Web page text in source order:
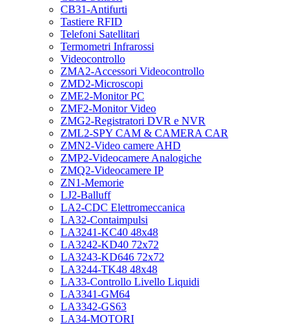
CB31-Antifurti
Tastiere RFID
Telefoni Satellitari
Termometri Infrarossi
Videocontrollo
ZMA2-Accessori Videocontrollo
ZMD2-Microscopi
ZME2-Monitor PC
ZMF2-Monitor Video
ZMG2-Registratori DVR e NVR
ZML2-SPY CAM & CAMERA CAR
ZMN2-Video camere AHD
ZMP2-Videocamere Analogiche
ZMQ2-Videocamere IP
ZN1-Memorie
LJ2-Balluff
LA2-CDC Elettromeccanica
LA32-Contaimpulsi
LA3241-KC40 48x48
LA3242-KD40 72x72
LA3243-KD646 72x72
LA3244-TK48 48x48
LA33-Controllo Livello Liquidi
LA3341-GM64
LA3342-GS63
LA34-MOTORI